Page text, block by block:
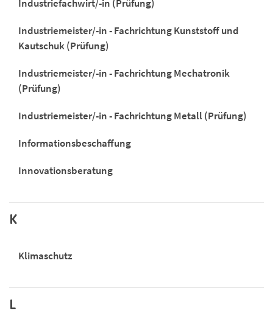
Industriefachwirt/-in (Prüfung)
Industriemeister/-in - Fachrichtung Kunststoff und
Kautschuk (Prüfung)
Industriemeister/-in - Fachrichtung Mechatronik
(Prüfung)
Industriemeister/-in - Fachrichtung Metall (Prüfung)
Informationsbeschaffung
Innovationsberatung
K
Klimaschutz
L